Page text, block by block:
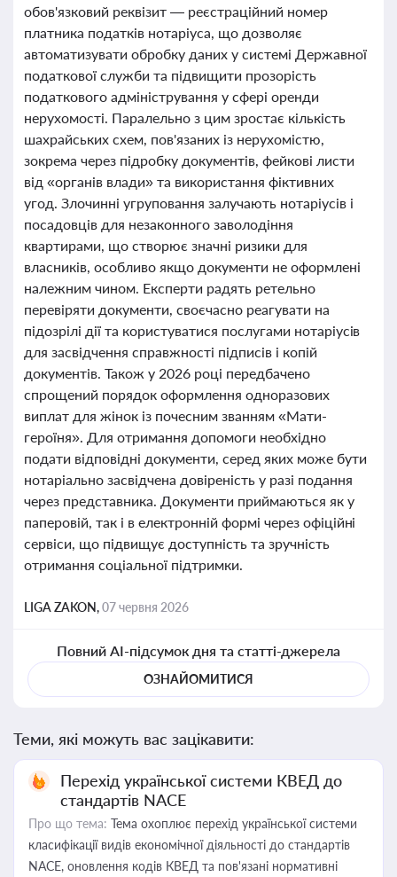
обов'язковий реквізит — реєстраційний номер
платника податків нотаріуса, що дозволяє
автоматизувати обробку даних у системі Державної
податкової служби та підвищити прозорість
податкового адміністрування у сфері оренди
нерухомості. Паралельно з цим зростає кількість
шахрайських схем, пов'язаних із нерухомістю,
зокрема через підробку документів, фейкові листи
від «органів влади» та використання фіктивних
угод. Злочинні угруповання залучають нотаріусів і
посадовців для незаконного заволодіння
квартирами, що створює значні ризики для
власників, особливо якщо документи не оформлені
належним чином. Експерти радять ретельно
перевіряти документи, своєчасно реагувати на
підозрілі дії та користуватися послугами нотаріусів
для засвідчення справжності підписів і копій
документів. Також у 2026 році передбачено
спрощений порядок оформлення одноразових
виплат для жінок із почесним званням «Мати-
героїня». Для отримання допомоги необхідно
подати відповідні документи, серед яких може бути
нотаріально засвідчена довіреність у разі подання
через представника. Документи приймаються як у
паперовій, так і в електронній формі через офіційні
сервіси, що підвищує доступність та зручність
отримання соціальної підтримки.
LIGA ZAKON,07 червня 2026
Повний AI-підсумок дня та статті-джерела
ОЗНАЙОМИТИСЯ
Теми, які можуть вас зацікавити:
Перехід української системи КВЕД до
стандартів NACE
Про що тема: Тема охоплює перехід української системи
класифікації видів економічної діяльності до стандартів
NACE, оновлення кодів КВЕД та пов'язані нормативні